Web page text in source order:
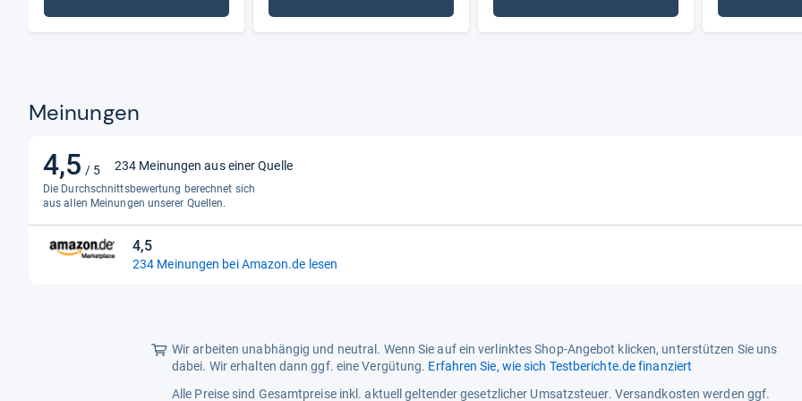
Meinungen
4,5 / 5
4,5
von
5
Sternen
234 Meinungen aus einer Quelle
Die Durchschnittsbewertung berechnet sich
aus allen Meinungen unserer Quellen.
4,5
4,5
von
234 Meinungen bei Amazon.de lesen
Wir arbeiten unabhängig und neutral. Wenn Sie auf ein verlinktes Shop-Angebot klicken, unterstützen Sie uns
dabei. Wir erhalten dann ggf. eine Vergütung. Erfahren Sie, wie sich Testberichte.de finanziert
Alle Preise sind Gesamtpreise inkl. aktuell geltender gesetzlicher Umsatzsteuer. Versandkosten werden ggf.